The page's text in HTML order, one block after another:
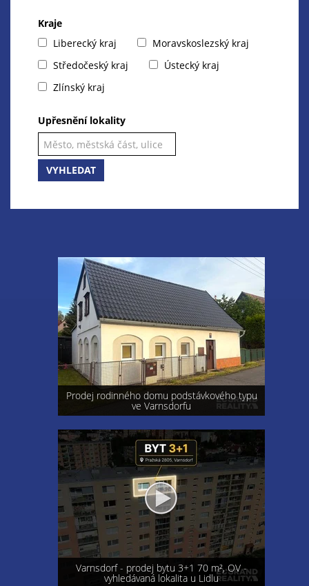
Kraje
Liberecký kraj
Moravskoslezský kraj
Středočeský kraj
Ústecký kraj
Zlínský kraj
Upřesnění lokality
VYHLEDAT
Prodej rodinného domu podstávkového typu
ve Varnsdorfu
Varnsdorf - prodej bytu 3+1 70 m², OV -
vyhledávaná lokalita u Lidlu